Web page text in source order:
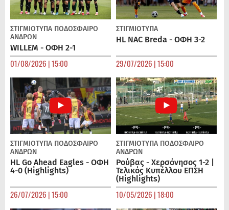
ΣΤΙΓΜΙΟΤΥΠΑ ΠΟΔΌΣΦΑΙΡΟ
ΑΝΔΡΏΝ
WILLEM - ΟΦΗ 2-1
01/08/2026 | 15:00
ΣΤΙΓΜΙΟΤΥΠΑ
HL NAC Breda - ΟΦΗ 3-2
29/07/2026 | 15:00
ΣΤΙΓΜΙΟΤΥΠΑ ΠΟΔΌΣΦΑΙΡΟ
ΑΝΔΡΏΝ
HL Go Ahead Eagles - ΟΦΗ
4-0 (Highlights)
26/07/2026 | 15:00
ΣΤΙΓΜΙΟΤΥΠΑ ΠΟΔΌΣΦΑΙΡΟ
ΑΝΔΡΏΝ
Ρούβας - Χερσόνησος 1-2 |
Τελικός Κυπέλλου ΕΠΣΗ
(Highlights)
10/05/2026 | 18:00